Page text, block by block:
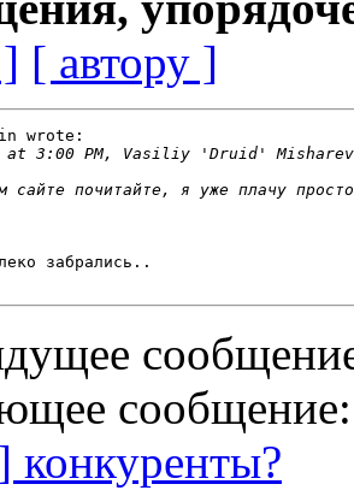
[ автору ]
wrote:
забрались..
конкуренты?